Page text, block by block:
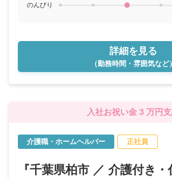
のんびり
詳細を見る
（勤務時間・雰囲気など）
入社お祝い金 3 万円
介護職・ホームヘルパー 正社員
『千葉県柏市 ／ 介護付き